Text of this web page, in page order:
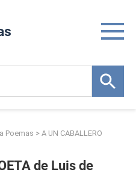
Poemas > A UN CABALLERO
de Luis de